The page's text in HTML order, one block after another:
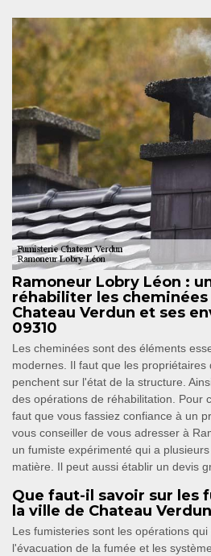
Ramoneur Lobry Léon :
réhabiliter les cheminées
Chateau Verdun et ses
09310
Les cheminées sont des éléments
modernes. Il faut que les propriétaires
penchent sur l'état de la structure.
des opérations de réhabilitation. Pour
faut que vous fassiez confiance à un
vous conseiller de vous adresser à
un fumiste expérimenté qui a
matière. Il peut aussi établir un devis
Que faut-il savoir sur les
la ville de Chateau
Les fumisteries sont les opérations
l'évacuation de la fumée et les